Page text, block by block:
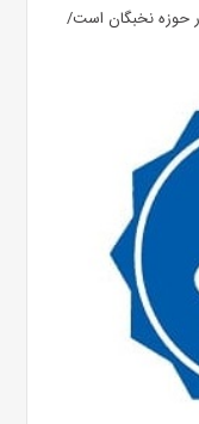
حوزه نخبگان است/